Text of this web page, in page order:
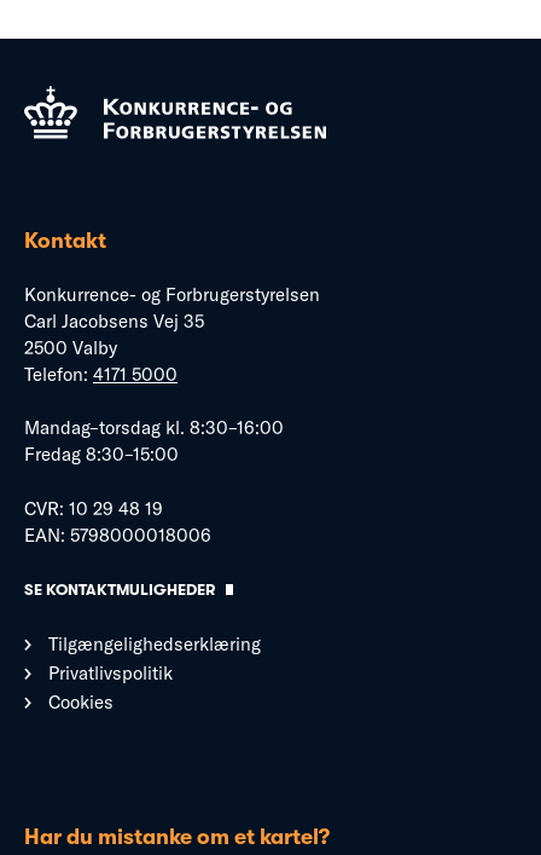
Kontakt
Konkurrence- og Forbrugerstyrelsen
Carl Jacobsens Vej 35
2500 Valby
Telefon: 4171 5000
Mandag–torsdag kl. 8:30–16:00
Fredag 8:30–15:00
CVR: 10 29 48 19
EAN: 5798000018006
SE KONTAKTMULIGHEDER
Tilgængelighedserklæring
Privatlivspolitik
Cookies
Har du mistanke om et kartel?